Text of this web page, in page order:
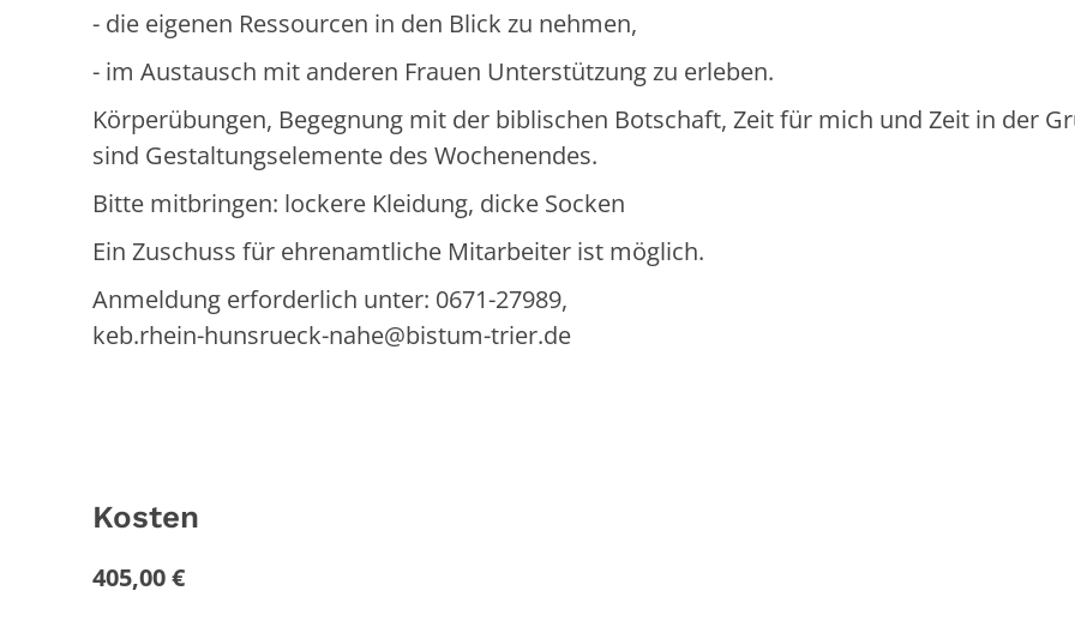
- die eigenen Ressourcen in den Blick zu nehmen,
- im Austausch mit anderen Frauen Unterstützung zu erleben.
Körperübungen, Begegnung mit der biblischen Botschaft, Zeit für mich und Zeit in der
sind Gestaltungselemente des Wochenendes.
Bitte mitbringen: lockere Kleidung, dicke Socken
Ein Zuschuss für ehrenamtliche Mitarbeiter ist möglich.
Anmeldung erforderlich unter: 0671-27989,
keb.rhein-hunsrueck-nahe@bistum-trier.de
Kosten
405,00 €